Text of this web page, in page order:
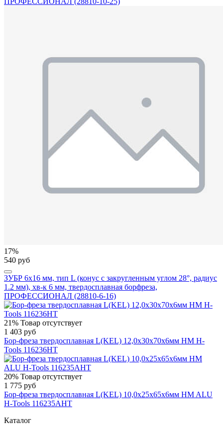
17%
540 руб
ЗУБР 6х16 мм, тип L (конус с закругленным углом 28°, радиус
1.2 мм), хв-к 6 мм, твердосплавная борфреза,
ПРОФЕССИОНАЛ (28810-6-16)
21% Товар отсутствует
1 403 руб
Бор-фреза твердосплавная L(KEL) 12,0x30x70x6мм HM H-
Tools 116236HT
20% Товар отсутствует
1 775 руб
Бор-фреза твердосплавная L(KEL) 10,0x25x65x6мм HM ALU
H-Tools 116235AHT
Каталог